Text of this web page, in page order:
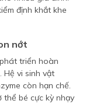
định khắt khe
nớt
triển hoàn
Hệ vi sinh vật
còn hạn chế.
thể bé cực kỳ nhạy